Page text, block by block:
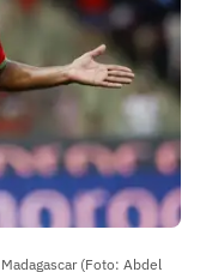
(Foto: Abdel